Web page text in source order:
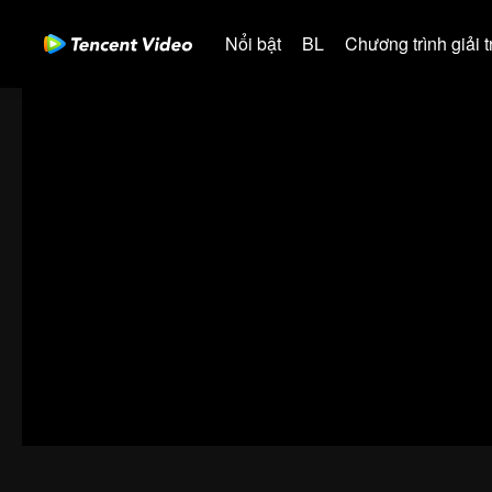
Nổi bật BL Chương trình giải